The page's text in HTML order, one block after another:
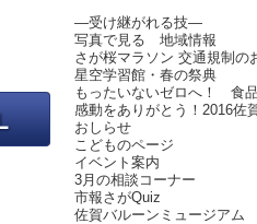
―受け継がれる技―
写真で見る 地域情報
さが桜マラソン 交通規制の
星空学習館・春の祭典
もったいないゼロへ！ 食
感動をありがとう！2016佐
おしらせ
こどものページ
イベント案内
3月の相談コーナー
市報さがQuiz
佐賀バルーンミュージアム